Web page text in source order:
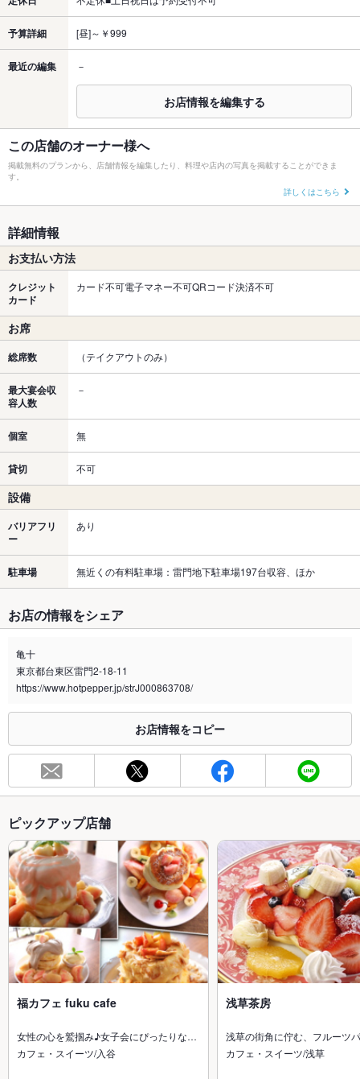
予算詳細 [昼]～￥999
最近の編集 －
お店情報を編集する
この店舗のオーナー様へ
掲載無料のプランから、店舗情報を編集したり、料理や店内の写真を掲載することができま
す。
詳しくはこちら
詳細情報
お支払い方法
クレジット
カード
カード不可電子マネー不可QRコード決済不可
お席
総席数 （テイクアウトのみ）
最大宴会収
容人数
－
個室 無
貸切 不可
設備
バリアフリ
ー
あり
駐車場 無近くの有料駐車場：雷門地下駐車場197台収容、ほか
お店の情報をシェア
亀十
東京都台東区雷門2-18-11
https://www.hotpepper.jp/strJ000863708/
お店情報をコピー
ピックアップ店舗
福カフェ fuku cafe
女性の心を鷲掴み♪女子会にぴったりな…
カフェ・スイーツ/入谷
浅草茶房
浅草の街角に佇む、フルーツ
カフェ・スイーツ/浅草